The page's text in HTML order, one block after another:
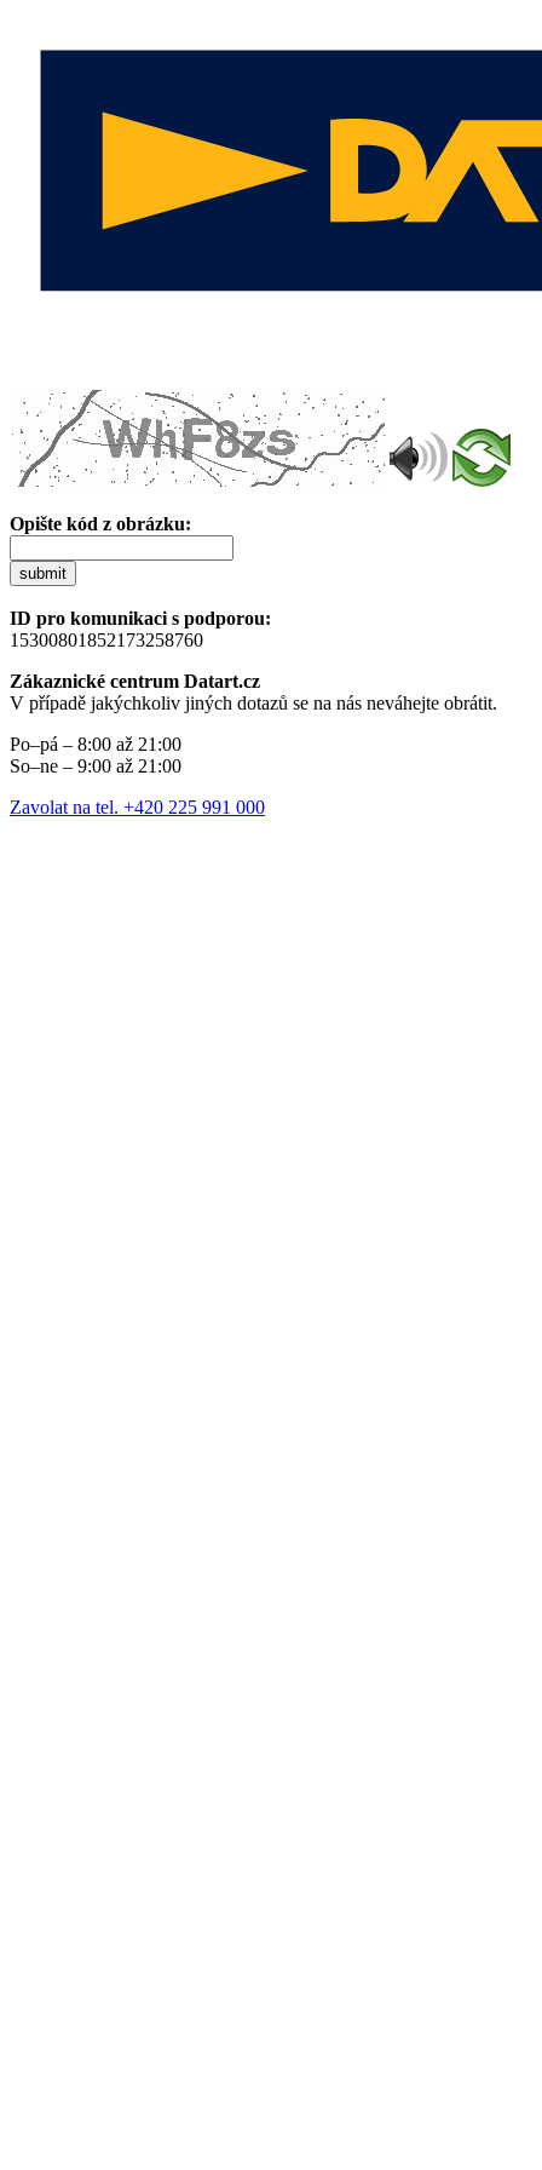
Opište kód z obrázku:
submit
ID pro komunikaci s podporou:
15300801852173258760
Zákaznické centrum Datart.cz
V případě jakýchkoliv jiných dotazů se na nás neváhejte obrátit.
Po–pá – 8:00 až 21:00
So–ne – 9:00 až 21:00
Zavolat na tel. +420 225 991 000